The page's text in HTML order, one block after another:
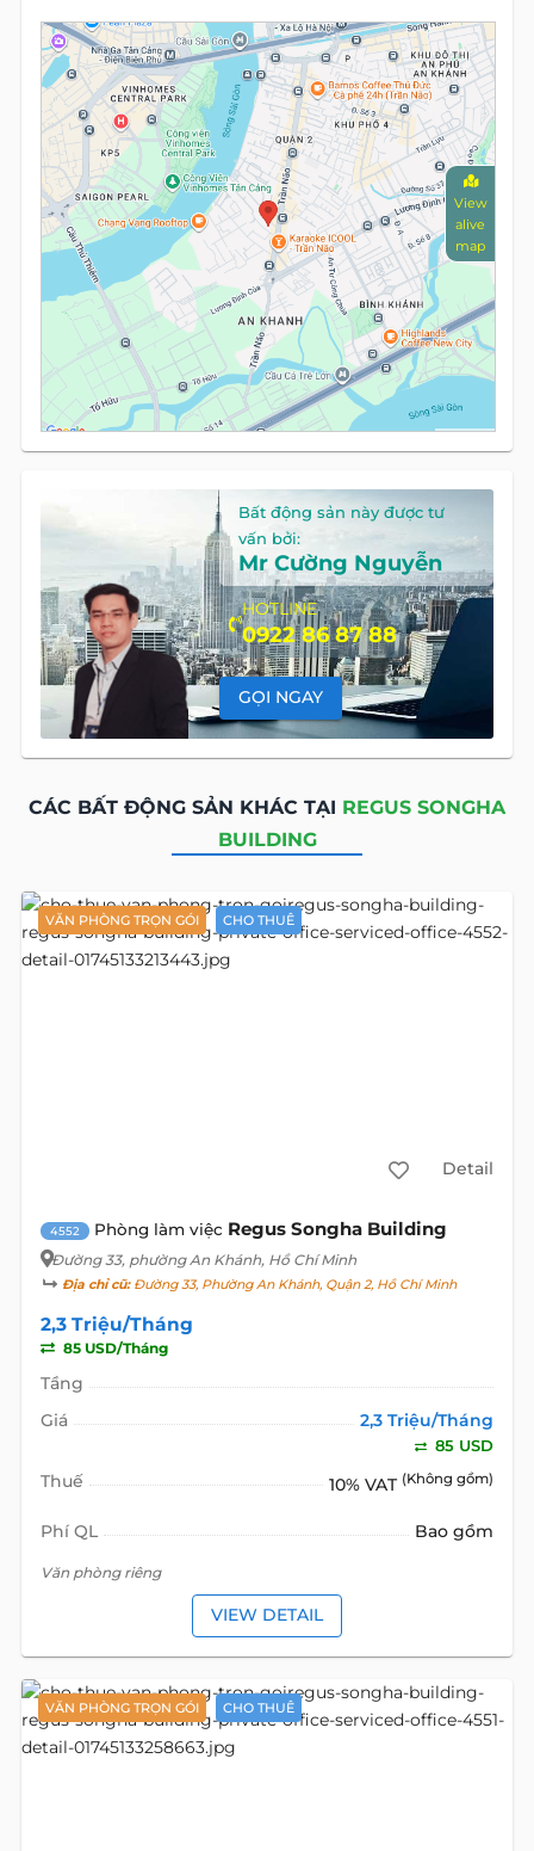
View
alive
map
Bất động sản này được tư
vấn bởi:
Mr Cường Nguyễn
HOTLINE
0922 86 87 88
GỌI NGAY
CÁC BẤT ĐỘNG SẢN KHÁC TẠI REGUS SONGHA
BUILDING
VĂN PHÒNG TRỌN GÓI CHO THUÊ
Detail
4552 Phòng làm việc Regus Songha Building
Đường 33, phường An Khánh, Hồ Chí Minh
Địa chỉ cũ:Đường 33, Phường An Khánh, Quận 2, Hồ Chí Minh
2,3 Triệu/Tháng
85 USD/Tháng
Tầng
Giá
2,3 Triệu/Tháng
85 USD
Thuế 10% VAT (Không gồm)
Phí QL Bao gồm
Văn phòng riêng
VIEW DETAIL
VĂN PHÒNG TRỌN GÓI CHO THUÊ